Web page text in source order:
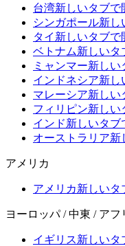
台湾新しいタブで
シンガポール新し
タイ 新しいタブで
ベトナム新しいタ
ミャンマー新しい
インドネシア新し
マレーシア新しい
フィリピン新しい
インド新しいタブ
オーストラリア新
アメリカ
アメリカ新しいタ
ヨーロッパ / 中東 / アフ
イギリス新しいタ